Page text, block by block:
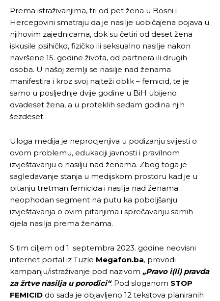
Prema istraživanjima, tri od pet žena u Bosni i
Hercegovini smatraju da je nasilje uobičajena pojava u
njihovim zajednicama, dok su četiri od deset žena
iskusile psihičko, fizičko ili seksualno nasilje nakon
navršene 15. godine života, od partnera ili drugih
osoba. U našoj zemlji se nasilje nad ženama
manifestira i kroz svoj najteži oblik – femicid, te je
samo u posljednje dvije godine u BiH ubijeno
dvadeset žena, a u proteklih sedam godina njih
šezdeset.
Uloga medija je neprocjenjiva u podizanju svijesti o
ovom problemu, edukaciji javnosti i pravilnom
izvještavanju o nasilju nad ženama. Zbog toga je
sagledavanje stanja u medijskom prostoru kad je u
pitanju tretman femicida i nasilja nad ženama
neophodan segment na putu ka poboljšanju
izvještavanja o ovim pitanjima i sprečavanju samih
djela nasilja prema ženama.
S tim ciljem od 1. septembra 2023. godine neovisni
internet portal iz Tuzle Megafon.ba, provodi
kampanju/istraživanje pod nazivom „Pravo i(li) pravda
za žrtve nasilja u porodici“. Pod sloganom STOP
FEMICID do sada je objavljeno 12 tekstova planiranih